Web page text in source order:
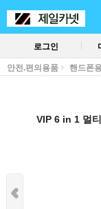
로그인
안전.편의용품 핸드폰
VIP 6 in 1 멀